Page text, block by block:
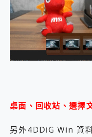
桌面、回收站、選擇
另外4DDiG Win 資